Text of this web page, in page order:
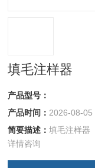
填毛注样器
产品型号：
产品时间： 2026-08-05
简要描述：填毛注样器
详情咨询